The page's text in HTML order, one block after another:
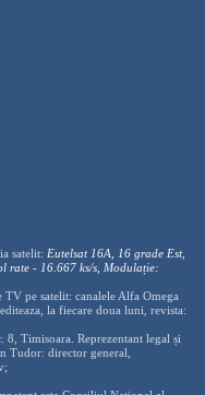
satelit: Eutelsat 16A, 16 grade Est,
rate - 16.667 ks/s, Modulație:
pe satelit: canalele Alfa Omega
la fiecare doua luni, revista:
Timisoara. Reprezentant legal și
Tudor: director general,